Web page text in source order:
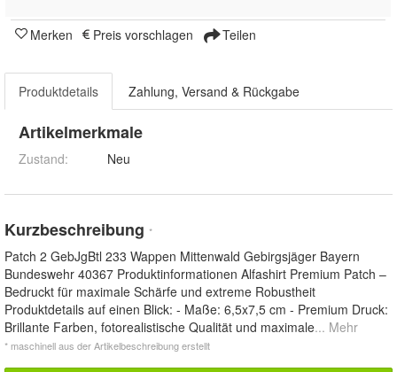
Merken Preis vorschlagen Teilen
Produktdetails Zahlung, Versand & Rückgabe
Artikelmerkmale
Zustand: Neu
Kurzbeschreibung *
Patch 2 GebJgBtl 233 Wappen Mittenwald Gebirgsjäger Bayern
Bundeswehr 40367 Produktinformationen Alfashirt Premium Patch –
Bedruckt für maximale Schärfe und extreme Robustheit
Produktdetails auf einen Blick: - Maße: 6,5x7,5 cm - Premium Druck:
Brillante Farben, fotorealistische Qualität und maximale... Mehr
* maschinell aus der Artikelbeschreibung erstellt